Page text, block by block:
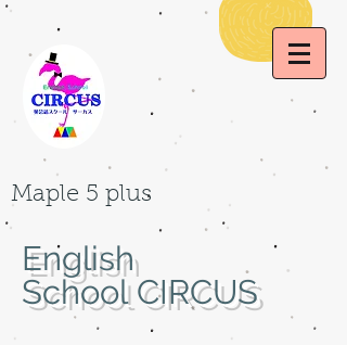
Maple 5 plus
English
SchoolCIRCUS